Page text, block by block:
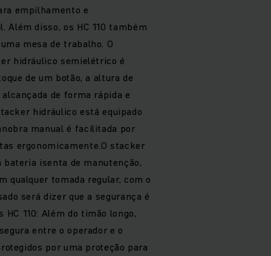
empilhamento e
Além disso, os HC 110 também
mesa de trabalho. O
hidráulico semielétrico é
de um botão, a altura de
de forma rápida e
hidráulico está equipado
manual é facilitada por
ergonomicamente.O stacker
isenta de manutenção,
qualquer tomada regular, com o
será dizer que a segurança é
110: Além do timão longo,
entre o operador e o
por uma proteção para